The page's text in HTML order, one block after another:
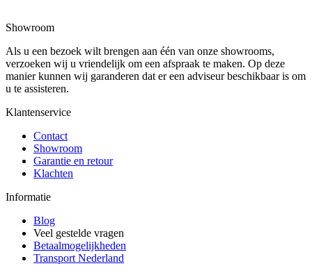
Showroom
Als u een bezoek wilt brengen aan één van onze showrooms,
verzoeken wij u vriendelijk om een afspraak te maken. Op deze
manier kunnen wij garanderen dat er een adviseur beschikbaar is om
u te assisteren.
Klantenservice
Contact
Showroom
Garantie en retour
Klachten
Informatie
Blog
Veel gestelde vragen
Betaalmogelijkheden
Transport Nederland